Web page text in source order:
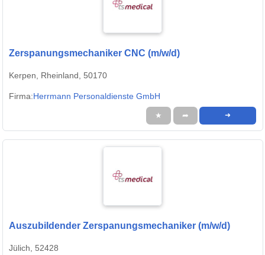
Zerspanungsmechaniker CNC (m/w/d)
Kerpen, Rheinland, 50170
Firma:Herrmann Personaldienste GmbH
★ ➦ ➜
Auszubildender Zerspanungsmechaniker (m/w/d)
Jülich, 52428